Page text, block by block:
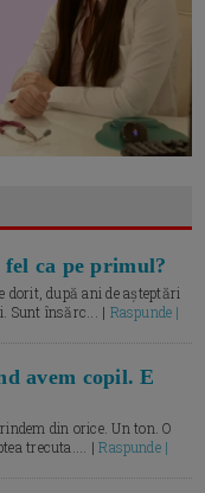
ca pe primul?
după ani de așteptări
Sunt însărc... | Raspunde |
avem copil. E
din orice. Un ton. O
trecuta.... |Raspunde |